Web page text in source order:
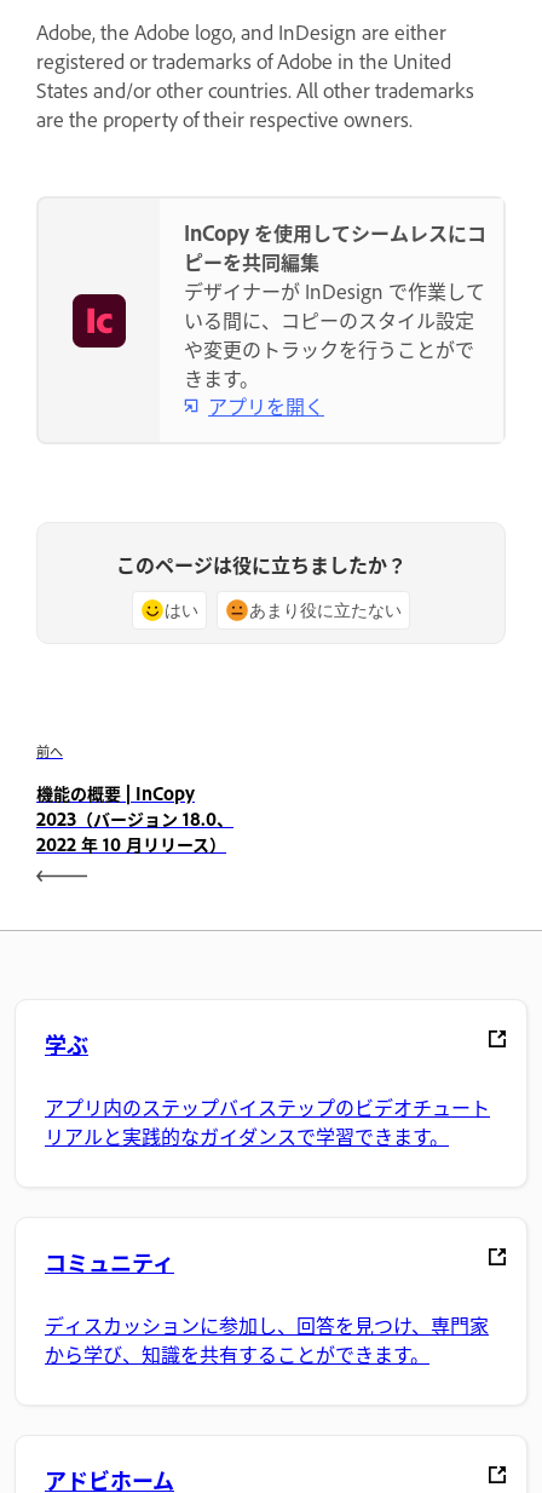
Adobe, the Adobe logo, and InDesign are either
registered or trademarks of Adobe in the United
States and/or other countries. All other trademarks
are the property of their respective owners.
InCopy を使用してシームレスにコ
ピーを共同編集
デザイナーが InDesign で作業して
いる間に、コピーのスタイル設定
や変更のトラックを行うことがで
きます。
アプリを開く
このページは役に立ちましたか？
はい あまり役に立たない
前へ
機能の概要 | InCopy
2023（バージョン 18.0、
2022 年 10 月リリース）
学ぶ
アプリ内のステップバイステップのビデオチュート
リアルと実践的なガイダンスで学習できます。
コミュニティ
ディスカッションに参加し、回答を見つけ、専門家
から学び、知識を共有することができます。
アドビホーム